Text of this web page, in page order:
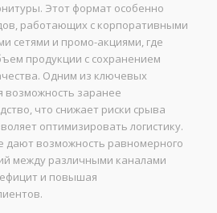
Этот формат особенно
работающих с корпоративными
сетями и промо-акциями, где
продукции с сохранением
Одним из ключевых
возможность заранее
что снижает риски срыва
оптимизировать логистику.
дают возможность равномерного
между различными каналами
и повышая